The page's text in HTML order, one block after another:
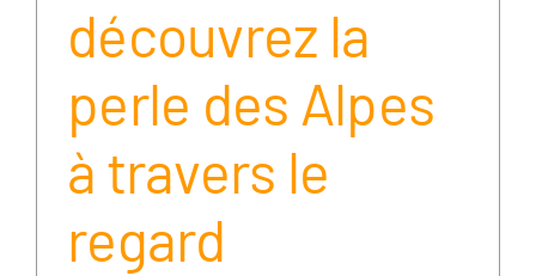
découvrez la
perle des Alpes
à travers le
regard